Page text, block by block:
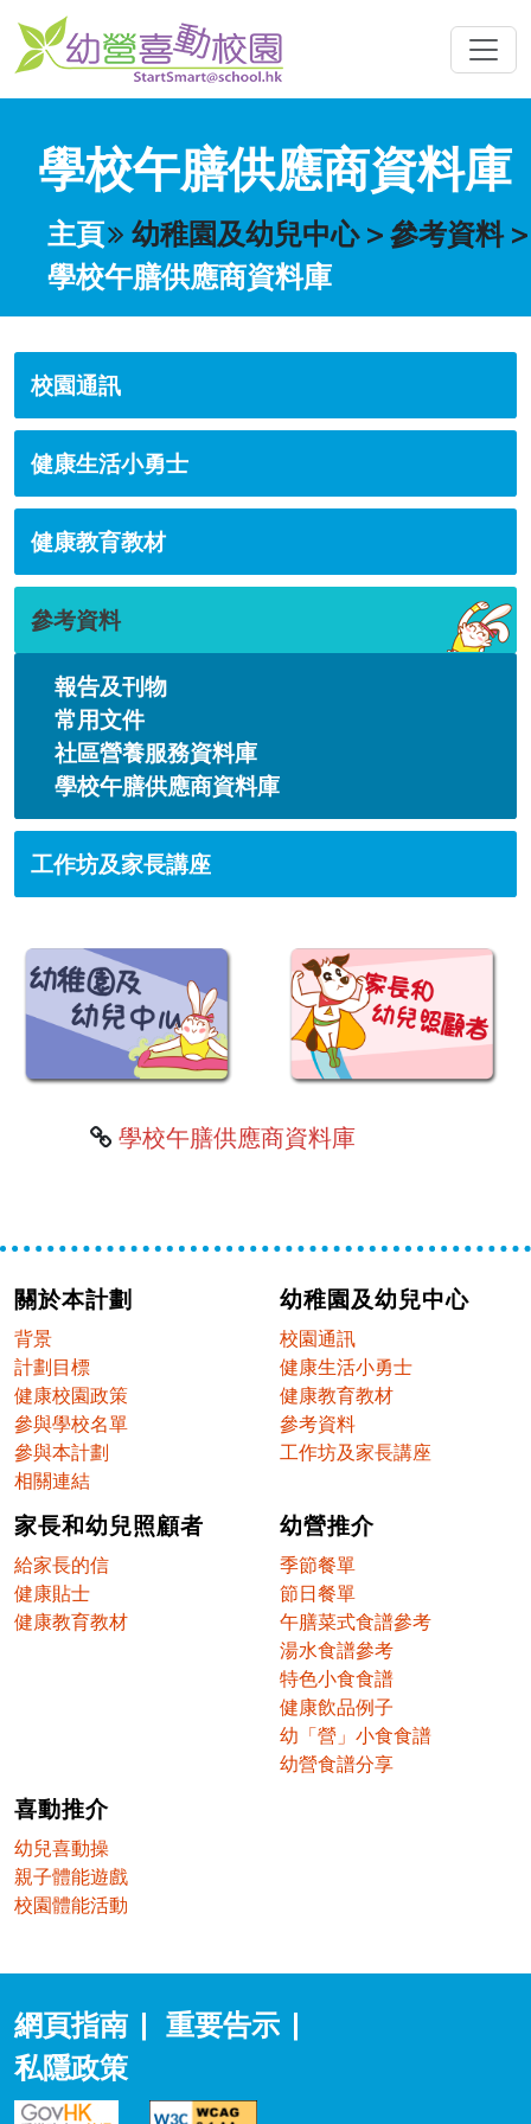
學校午膳供應商資料庫
主頁 幼稚園及幼兒中心> 參考資料>
學校午膳供應商資料庫
校園通訊
健康生活小勇士
健康教育教材
參考資料
報告及刊物
常用文件
社區營養服務資料庫
學校午膳供應商資料庫
工作坊及家長講座
學校午膳供應商資料庫
關於本計劃
背景
計劃目標
健康校園政策
參與學校名單
參與本計劃
相關連結
幼稚園及幼兒中心
校園通訊
健康生活小勇士
健康教育教材
參考資料
工作坊及家長講座
家長和幼兒照顧者
給家長的信
健康貼士
健康教育教材
幼營推介
季節餐單
節日餐單
午膳菜式食譜參考
湯水食譜參考
特色小食食譜
健康飲品例子
幼「營」小食食譜
幼營食譜分享
喜動推介
幼兒喜動操
親子體能遊戲
校園體能活動
網頁指南 | 重要告示 |
私隱政策